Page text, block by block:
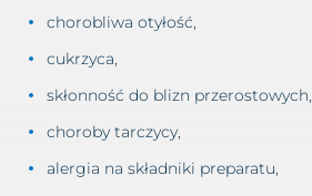
chorobliwa otyłość,
cukrzyca,
skłonność do blizn przerostowych,
choroby tarczycy,
alergia na składniki preparatu,